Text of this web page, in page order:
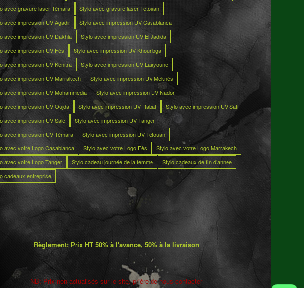
avec gravure laser Témara
Stylo avec gravure laser Tétouan
avec impression UV Agadir
Stylo avec impression UV Casablanca
avec impression UV Dakhla
Stylo avec impression UV El Jadida
avec impression UV Fès
Stylo avec impression UV Khouribga
avec impression UV Kénitra
Stylo avec impression UV Laayoune
avec impression UV Marrakech
Stylo avec impression UV Meknès
avec impression UV Mohammedia
Stylo avec impression UV Nador
avec impression UV Oujda
Stylo avec impression UV Rabat
Stylo avec impression UV Safi
avec impression UV Salé
Stylo avec impression UV Tanger
avec impression UV Témara
Stylo avec impression UV Tétouan
avec votre Logo Casablanca
Stylo avec votre Logo Fès
Stylo avec votre Logo Marrakech
avec votre Logo Tanger
Stylo cadeau journée de la femme
Stylo cadeaux de fin d’année
cadeaux entreprise
Règlement: Prix HT 50% à l'avance, 50% à la livraison
NB: Prix non actualisés sur le site. prière de nous contacter 5